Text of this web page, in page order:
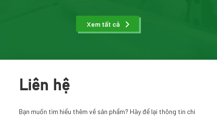
Xem tất cả
Liên hệ
Bạn muốn tìm hiểu thêm về sản phẩm? Hãy để lại thông tin chi